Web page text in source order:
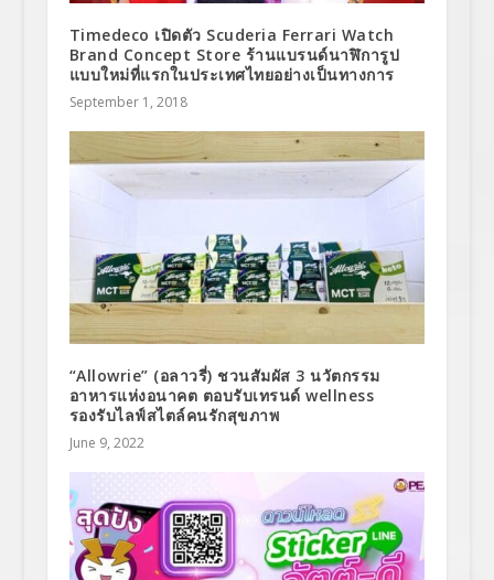
Timedeco เปิดตัว Scuderia Ferrari Watch
Brand Concept Store ร้านแบรนด์นาฬิการูป
แบบใหม่ที่แรกในประเทศไทยอย่างเป็นทางการ
September 1, 2018
“Allowrie” (อลาวรี่) ชวนสัมผัส 3 นวัตกรรม
อาหารแห่งอนาคต ตอบรับเทรนด์ wellness
รองรับไลฟ์สไตล์คนรักสุขภาพ
June 9, 2022